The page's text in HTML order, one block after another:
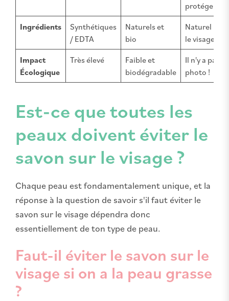
protéger
Ingrédients
Synthétiques
/ EDTA
Naturels et
bio
Naturel
le visage
Impact
Écologique
Très élevé
Faible et
biodégradable
Il n'y a pas
photo !
Est-ce que toutes les
peaux doivent éviter le
savon sur le visage ?
Chaque peau est fondamentalement unique, et la
réponse à la question de savoir s'il faut éviter le
savon sur le visage dépendra donc
essentiellement de ton type de peau.
Faut-il éviter le savon sur le
visage si on a la peau grasse
?